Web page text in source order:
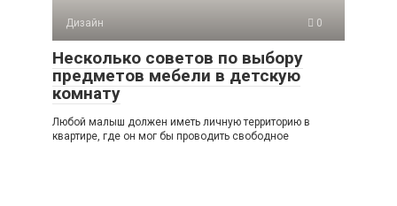
Дизайн 0
Несколько советов по выбору
предметов мебели в детскую
комнату
Любой малыш должен иметь личную территорию в
квартире, где он мог бы проводить свободное